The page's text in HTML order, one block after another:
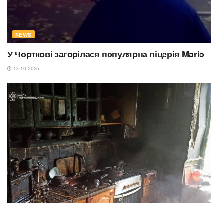
NEWS
У Чорткові загорілася популярна піцерія Mario
18.10.2025